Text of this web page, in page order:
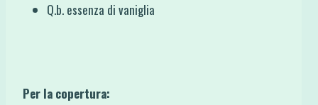
Q.b. essenza di vaniglia
Per la copertura: